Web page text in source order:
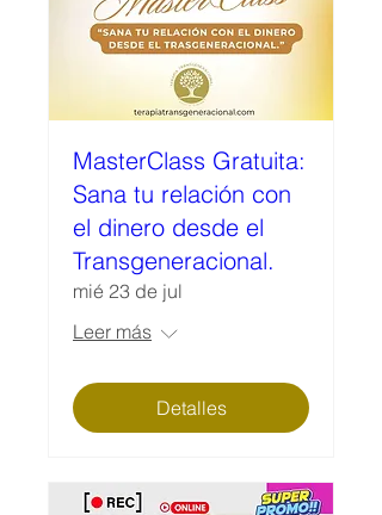
MasterClass Gratuita:
Sana tu relación con
el dinero desde el
Transgeneracional.
mié 23 de jul
Leer más
Detalles